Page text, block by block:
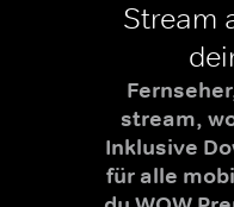
Stream
stream,
Inklusive
für alle